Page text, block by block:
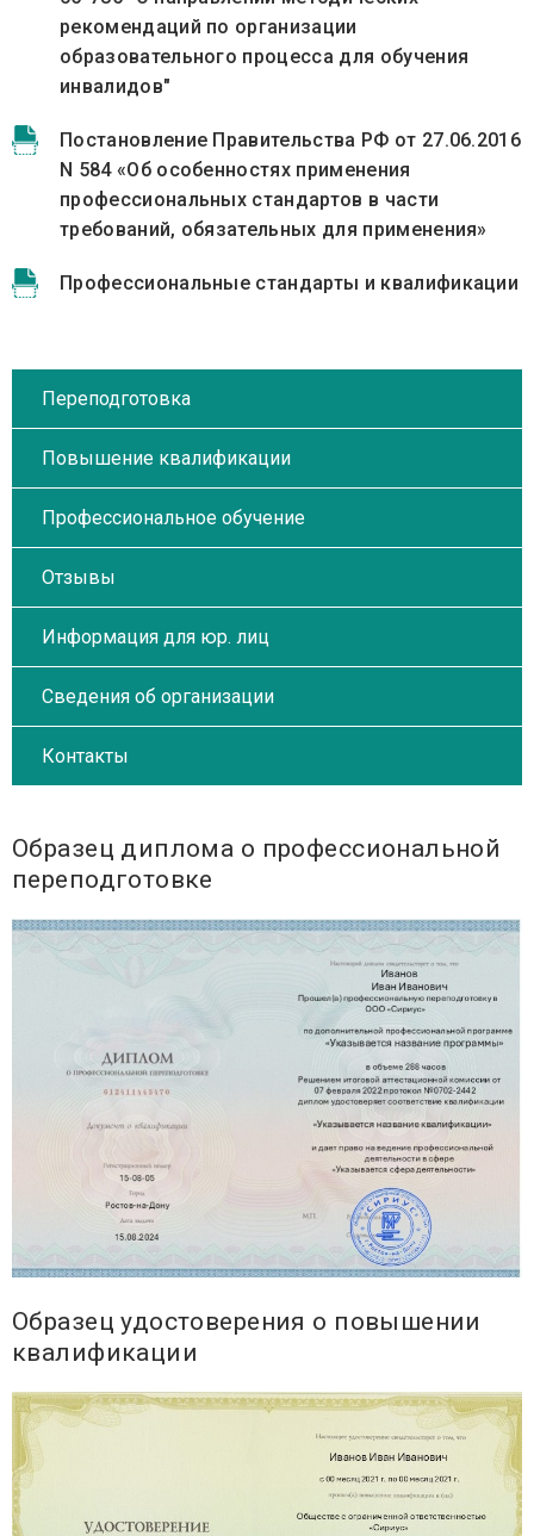
рекомендаций по организации
образовательного процесса для обучения
инвалидов"
Постановление Правительства РФ от 27.06.2016
N 584 «Об особенностях применения
профессиональных стандартов в части
требований, обязательных для применения»
Профессиональные стандарты и квалификации
Переподготовка
Повышение квалификации
Профессиональное обучение
Отзывы
Информация для юр. лиц
Сведения об организации
Контакты
Образец диплома о профессиональной
переподготовке
Образец удостоверения о повышении
квалификации